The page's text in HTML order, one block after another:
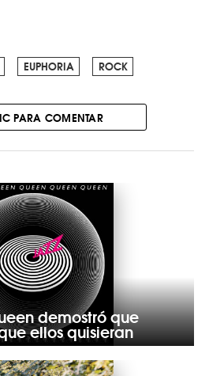
EUPHORIA ROCK
PARA COMENTAR
demostró que
ellos quisieran